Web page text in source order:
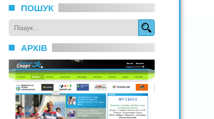
ПОШУК
АРХІВ